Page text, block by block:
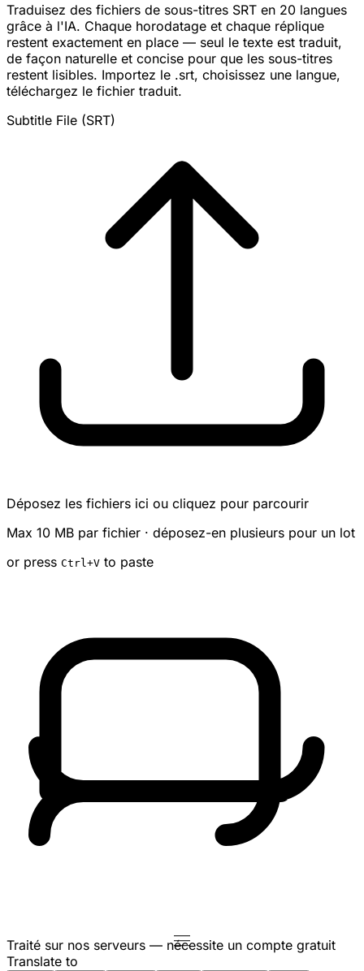
Traduisez des fichiers de sous-titres SRT en 20 langues
grâce à l'IA. Chaque horodatage et chaque réplique
restent exactement en place — seul le texte est traduit,
de façon naturelle et concise pour que les sous-titres
restent lisibles. Importez le .srt, choisissez une langue,
téléchargez le fichier traduit.
Subtitle File (SRT)
Déposez les fichiers ici ou cliquez pour parcourir
Max 10 MB par fichier · déposez-en plusieurs pour un lot
or press Ctrl +V to paste
Traité sur nos serveurs — nécessite un compte gratuit
Translate to